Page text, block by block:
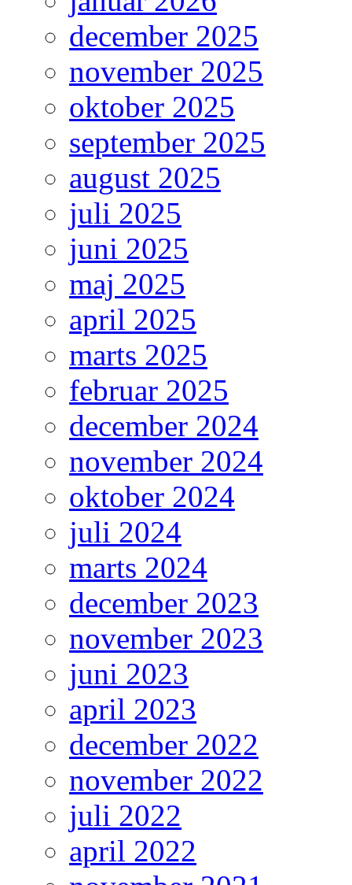
december 2025
november 2025
oktober 2025
september 2025
august 2025
juli 2025
juni 2025
maj 2025
april 2025
marts 2025
februar 2025
december 2024
november 2024
oktober 2024
juli 2024
marts 2024
december 2023
november 2023
juni 2023
april 2023
december 2022
november 2022
juli 2022
april 2022